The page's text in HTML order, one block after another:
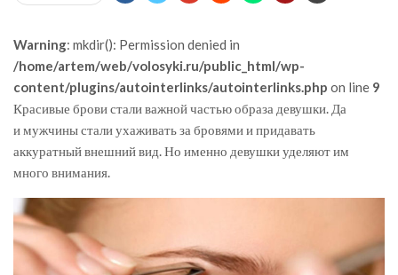
Warning: mkdir(): Permission denied in
/home/artem/web/volosyki.ru/public_html/wp-
content/plugins/autointerlinks/autointerlinks.php on line 9
Красивые брови стали важной частью образа девушки. Да
и мужчины стали ухаживать за бровями и придавать
аккуратный внешний вид. Но именно девушки уделяют им
много внимания.